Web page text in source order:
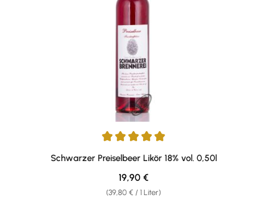
Durchschnittliche Bewertung von 5 von 5 Sternen
Schwarzer Preiselbeer Likör 18% vol. 0,50l
(39,80 € / 1 Liter)
Regulärer Preis:
19,90 €